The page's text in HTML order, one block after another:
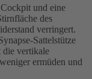
und eine
des
verringert.
Sattelstütze
die vertikale
ermüden und